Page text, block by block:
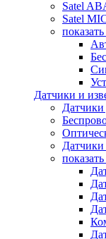
Satel
Satel
Датчики и
Датчики